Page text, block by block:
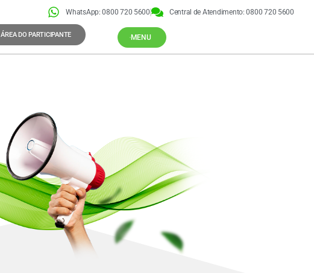
WhatsApp: 0800 720 5600 Central de Atendimento: 0800 720 5600
ÁREA DO PARTICIPANTE MENU